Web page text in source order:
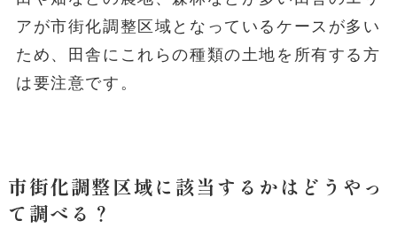
アが市街化調整区域 となっているケースが多い
ため、田舎にこれらの種類の土地を所有する方
は要注意です。
市街化調整区域に該当するかはどうやっ
て調べる？